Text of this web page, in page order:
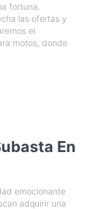
fortuna.
las ofertas y
el
motos, donde
En
emocionante
adquirir una